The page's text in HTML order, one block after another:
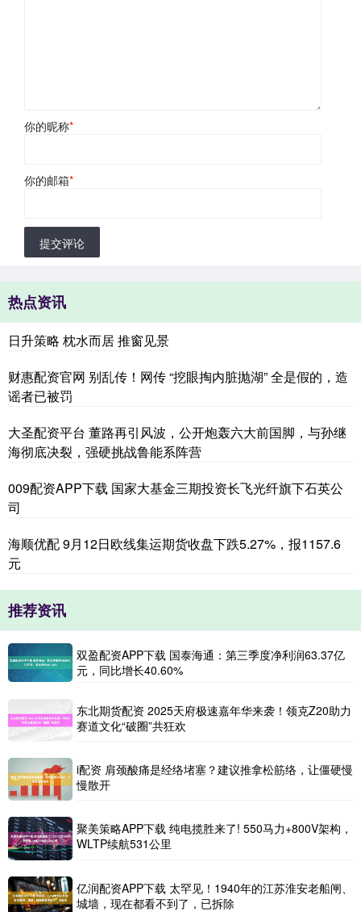
你的昵称*
你的邮箱*
提交评论
热点资讯
日升策略 枕水而居 推窗见景
财惠配资官网 别乱传！网传 “挖眼掏内脏抛湖” 全是假的，造
谣者已被罚
大圣配资平台 董路再引风波，公开炮轰六大前国脚，与孙继
海彻底决裂，强硬挑战鲁能系阵营
009配资APP下载 国家大基金三期投资长飞光纤旗下石英公
司
海顺优配 9月12日欧线集运期货收盘下跌5.27%，报1157.6
元
推荐资讯
双盈配资APP下载 国泰海通：第三季度净利润63.37亿
元，同比增长40.60%
东北期货配资 2025天府极速嘉年华来袭！领克Z20助力
赛道文化“破圈”共狂欢
i配资 肩颈酸痛是经络堵塞？建议推拿松筋络，让僵硬慢
慢散开
聚美策略APP下载 纯电揽胜来了! 550马力+800V架构，
WLTP续航531公里
亿润配资APP下载 太罕见！1940年的江苏淮安老船闸、
城墙，现在都看不到了，已拆除